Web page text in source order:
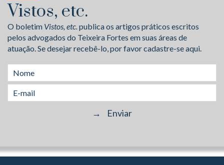
Vistos, etc.
O boletim Vistos, etc.publica os artigos práticos escritos
pelos advogados do Teixeira Fortes em suas áreas de
atuação. Se desejar recebê-lo, por favor cadastre-se aqui.